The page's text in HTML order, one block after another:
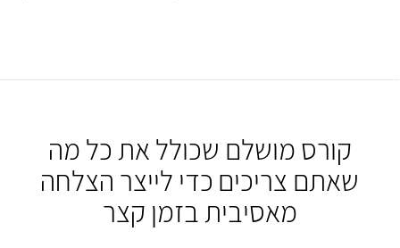
קורס מושלם שכולל את כל מה
שאתם צריכים כדי לייצר הצלחה
מאסיבית בזמן קצר